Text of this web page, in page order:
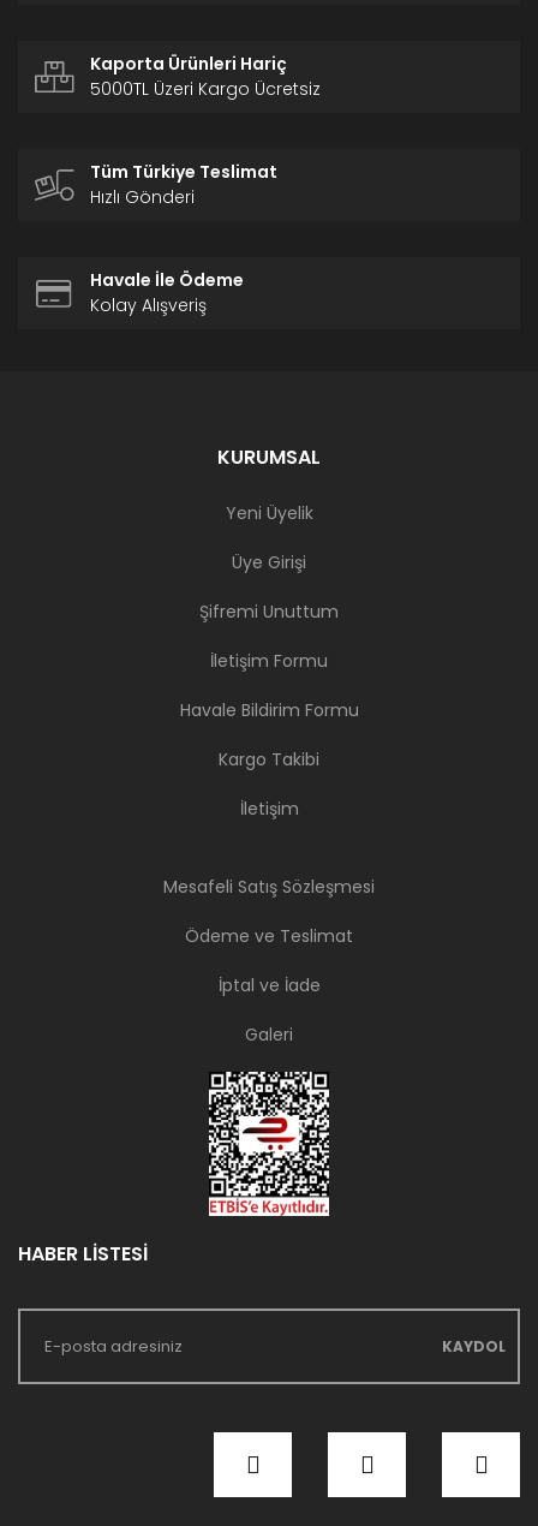
Kaporta Ürünleri Hariç
5000TL Üzeri Kargo Ücretsiz
Tüm Türkiye Teslimat
Hızlı Gönderi
Havale İle Ödeme
Kolay Alışveriş
KURUMSAL
Yeni Üyelik
Üye Girişi
Şifremi Unuttum
İletişim Formu
Havale Bildirim Formu
Kargo Takibi
İletişim
Mesafeli Satış Sözleşmesi
Ödeme ve Teslimat
İptal ve İade
Galeri
HABER LİSTESİ
KAYDOL